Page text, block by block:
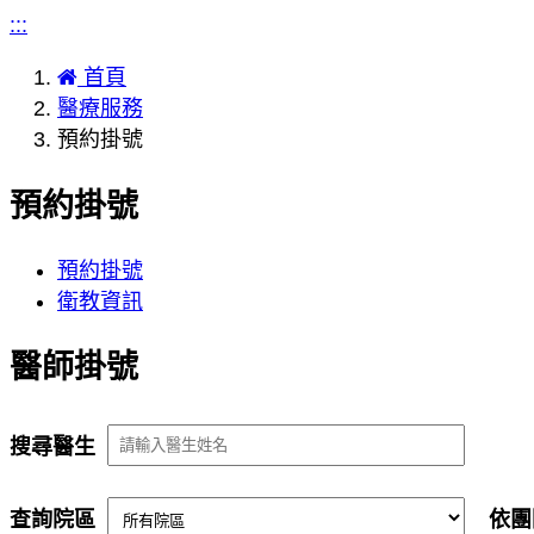
:::
首頁
醫療服務
預約掛號
預約掛號
預約掛號
衛教資訊
醫師掛號
搜尋醫生
查詢院區 依